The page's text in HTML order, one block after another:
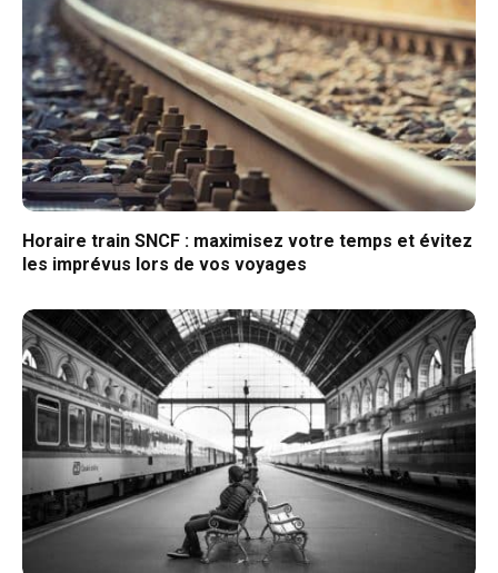
Horaire train SNCF : maximisez votre temps et évitez
les imprévus lors de vos voyages